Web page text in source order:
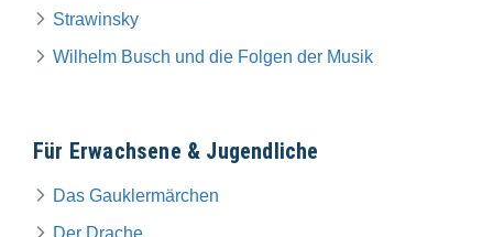
Strawinsky
Wilhelm Busch und die Folgen der Musik
Für Erwachsene & Jugendliche
Das Gauklermärchen
Der Drache